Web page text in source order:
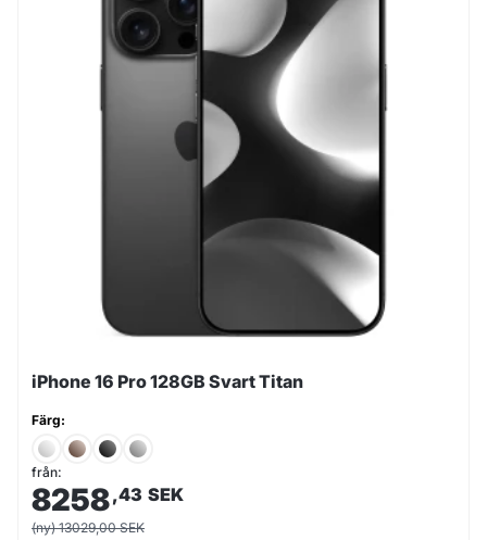
iPhone 16 Pro 128GB Svart Titan
Färg:
från:
8258,43 SEK
(ny) 13029,00 SEK